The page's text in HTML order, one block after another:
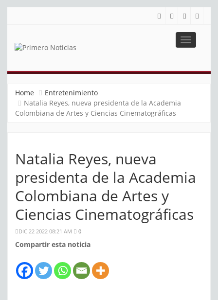
Toggle
Home
Entretenimiento
Natalia Reyes, nueva presidenta de la Academia
Colombiana de Artes y Ciencias Cinematográficas
Natalia Reyes, nueva
presidenta de la Academia
Colombiana de Artes y
Ciencias Cinematográficas
DIC 22 2022 08:21 AM 0
Compartir esta noticia